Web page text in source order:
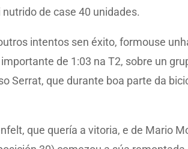
de case 40 unidades.
intentos sen éxito, formouse
de 1:03 na T2, sobre un
Serrat, que durante boa parte da
que quería a vitoria, e de Mario